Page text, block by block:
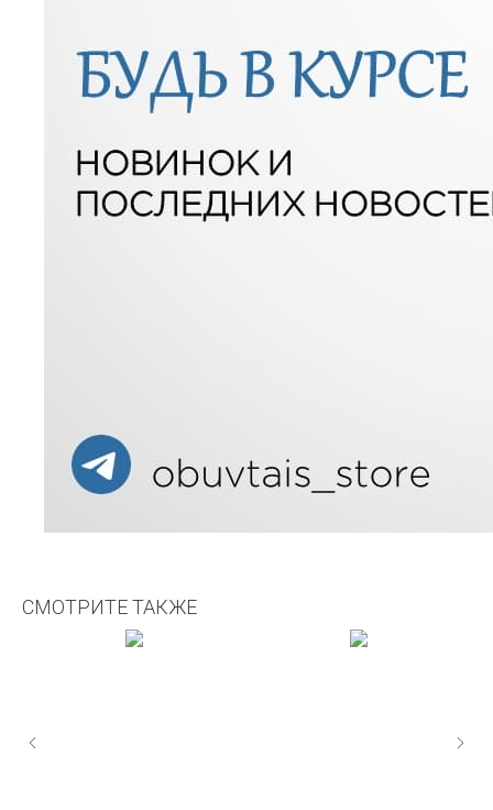
СМОТРИТЕ ТАКЖЕ